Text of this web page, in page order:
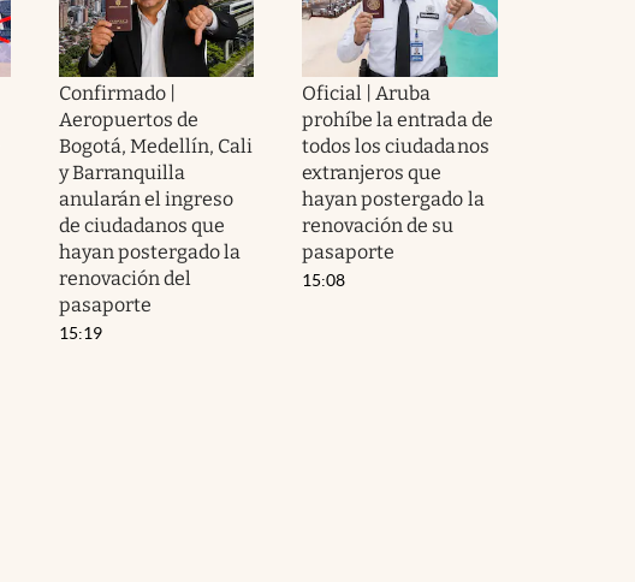
Confirmado |
Aeropuertos de
Bogotá, Medellín, Cali
y Barranquilla
anularán el ingreso
de ciudadanos que
hayan postergado la
renovación del
pasaporte
15:19
Oficial | Aruba
prohíbe la entrada de
todos los ciudadanos
extranjeros que
hayan postergado la
renovación de su
pasaporte
15:08